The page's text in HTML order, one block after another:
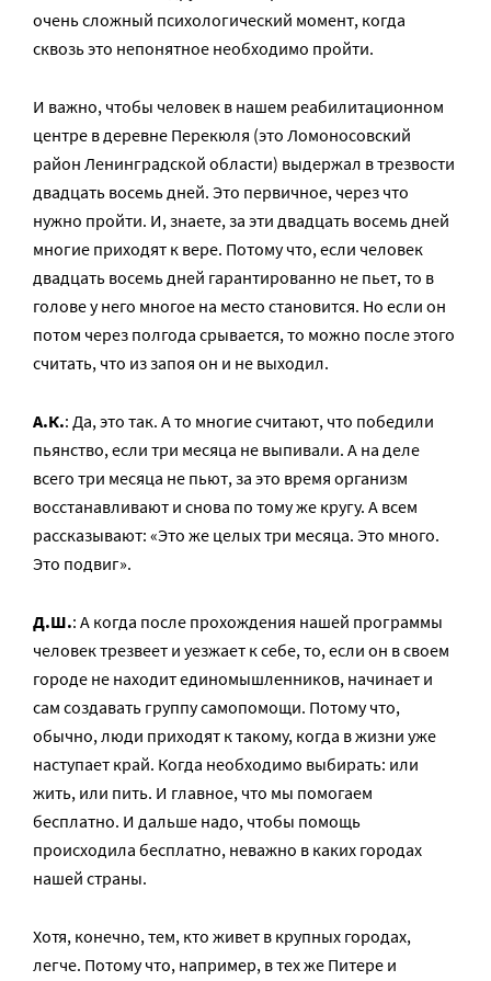
очень сложный психологический момент, когда
сквозь это непонятное необходимо пройти.
И важно, чтобы человек в нашем реабилитационном
центре в деревне Перекюля (это Ломоносовский
район Ленинградской области) выдержал в трезвости
двадцать восемь дней. Это первичное, через что
нужно пройти. И, знаете, за эти двадцать восемь дней
многие приходят к вере. Потому что, если человек
двадцать восемь дней гарантированно не пьет, то в
голове у него многое на место становится. Но если он
потом через полгода срывается, то можно после этого
считать, что из запоя он и не выходил.
А.К.: Да, это так. А то многие считают, что победили
пьянство, если три месяца не выпивали. А на деле
всего три месяца не пьют, за это время организм
восстанавливают и снова по тому же кругу. А всем
рассказывают: «Это же целых три месяца. Это много.
Это подвиг».
Д.Ш.: А когда после прохождения нашей программы
человек трезвеет и уезжает к себе, то, если он в своем
городе не находит единомышленников, начинает и
сам создавать группу самопомощи. Потому что,
обычно, люди приходят к такому, когда в жизни уже
наступает край. Когда необходимо выбирать: или
жить, или пить. И главное, что мы помогаем
бесплатно. И дальше надо, чтобы помощь
происходила бесплатно, неважно в каких городах
нашей страны.
Хотя, конечно, тем, кто живет в крупных городах,
легче. Потому что, например, в тех же Питере и